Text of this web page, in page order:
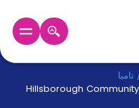
تامبا
Hillsborough